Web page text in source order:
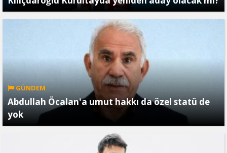
GÜNDEM
Abdullah Öcalan'a umut hakkı da özel statü de
yok